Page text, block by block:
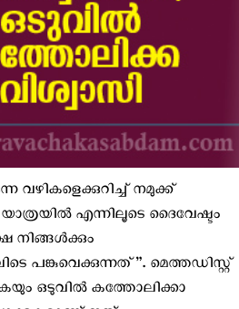
വഴികളെക്കുറിച്ച് നമുക്ക്
എന്നിലൂടെ ദൈവേഷ്ടം
നിങ്ങള്‍ക്കും
പങ്കുവെക്കുന്നത്”. മെത്തഡിസ്റ്റ്
ഒടുവില്‍ കത്തോലിക്കാ